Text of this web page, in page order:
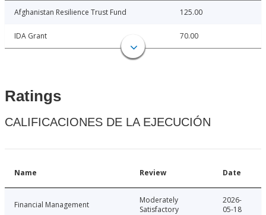
Afghanistan Resilience Trust Fund 125.00
IDA Grant 70.00
Ratings
CALIFICACIONES DE LA EJECUCIÓN
Name Review Date
Financial Management
Moderately
Satisfactory
2026-
05-18